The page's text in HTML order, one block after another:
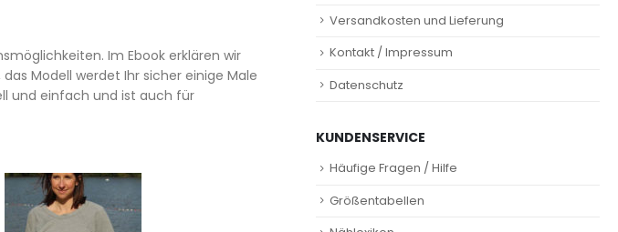
Im Ebook erklären wir
Modell werdet Ihr sicher einige Male
und einfach und ist auch für
Versandkosten und Lieferung
Kontakt / Impressum
Datenschutz
KUNDENSERVICE
Häufige Fragen / Hilfe
Größentabellen